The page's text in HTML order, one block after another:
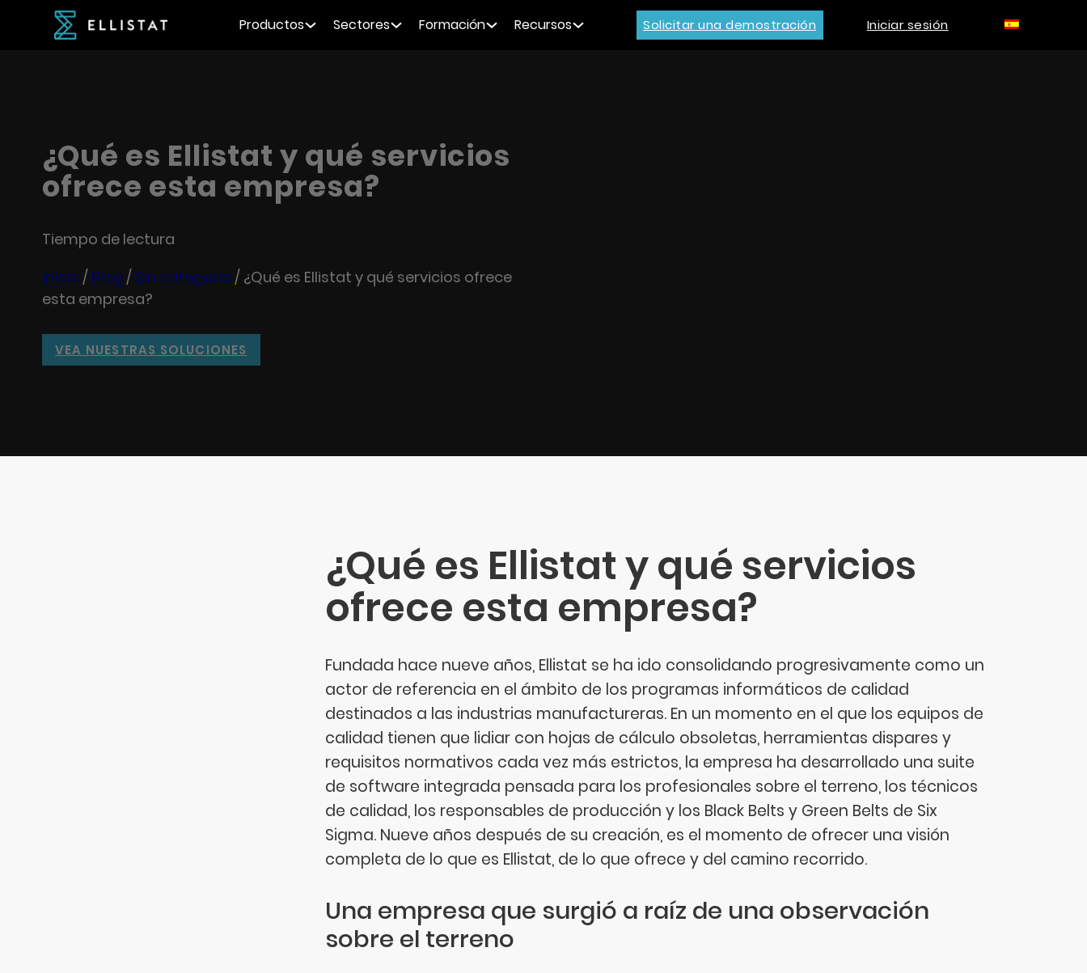
Productos Sectores Formación Recursos Solicitar una demostración Iniciar sesión
¿Qué es Ellistat y qué servicios
ofrece esta empresa?
Tiempo de lectura
Inicio / Blog / Sin categoría / ¿Qué es Ellistat y qué servicios ofrece
esta empresa?
VEA NUESTRAS SOLUCIONES
¿Qué es Ellistat y qué servicios
ofrece esta empresa?
Fundada hace nueve años, Ellistat se ha ido consolidando progresivamente como un
actor de referencia en el ámbito de los programas informáticos de calidad
destinados a las industrias manufactureras. En un momento en el que los equipos de
calidad tienen que lidiar con hojas de cálculo obsoletas, herramientas dispares y
requisitos normativos cada vez más estrictos, la empresa ha desarrollado una suite
de software integrada pensada para los profesionales sobre el terreno, los técnicos
de calidad, los responsables de producción y los Black Belts y Green Belts de Six
Sigma. Nueve años después de su creación, es el momento de ofrecer una visión
completa de lo que es Ellistat, de lo que ofrece y del camino recorrido.
Una empresa que surgió a raíz de una observación
sobre el terreno